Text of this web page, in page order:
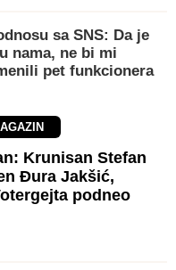
sa SNS: Da je
nama, ne bi mi
pet funkcionera
Krunisan Stefan
Đura Jakšić,
podneo